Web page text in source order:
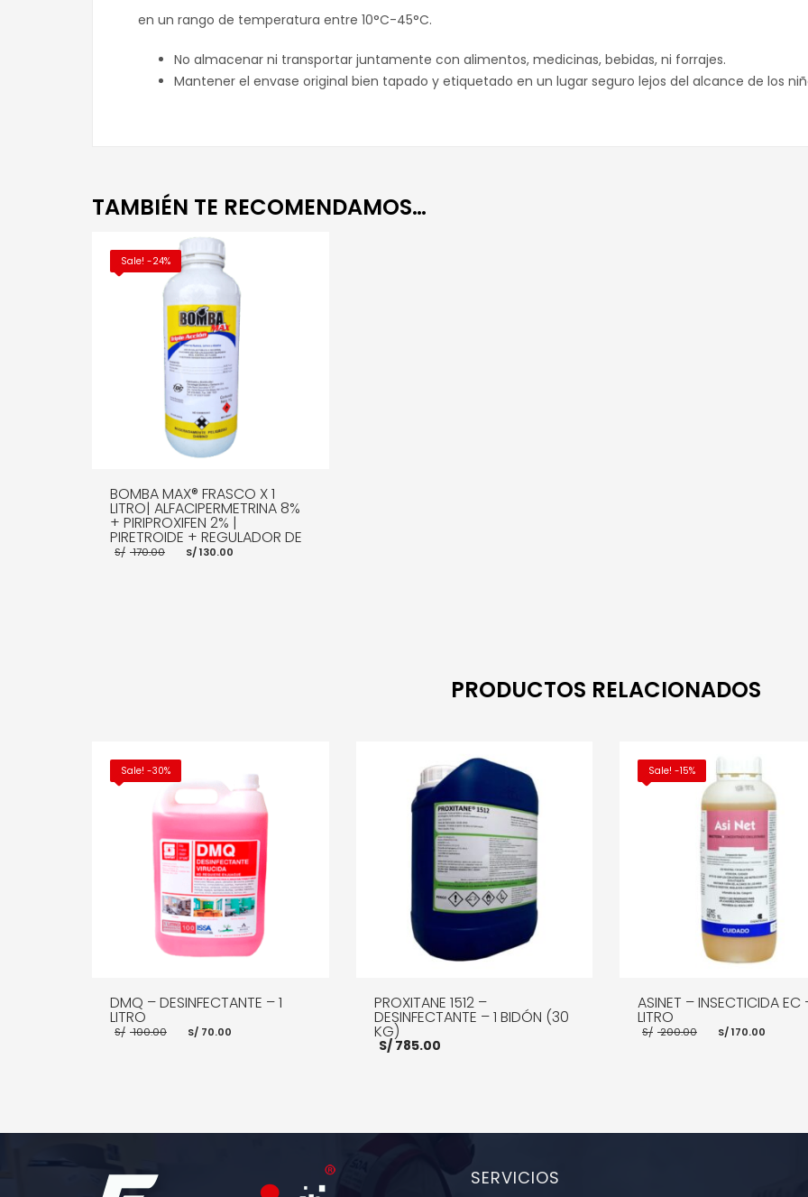
en un rango de temperatura entre 10°C-45°C.
No almacenar ni transportar juntamente con alimentos, medicinas, bebidas, ni forrajes.
Mantener el envase original bien tapado y etiquetado en un lugar seguro lejos del alcance de los
TAMBIÉN TE RECOMENDAMOS…
Sale! -24%
BOMBA MAX® FRASCO X 1
LITRO| ALFACIPERMETRINA 8%
+ PIRIPROXIFEN 2% |
PIRETROIDE + REGULADOR DE
S/ 170.00 El
precio
S/130.00
PRODUCTOS RELACIONADOS
Sale! -30%
DMQ – DESINFECTANTE – 1
LITRO
S/ 100.00 El
precio
S/ 70.00
PROXITANE 1512 –
DESINFECTANTE – 1 BIDÓN (30
KG)
S/785.00
Sale! -15%
ASINET – INSECTICIDA EC
LITRO
S/ 200.00 El
precio
S/170.00
SERVICIOS